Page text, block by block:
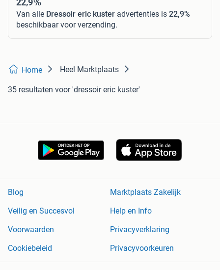
Van alle Dressoir eric kuster advertenties is 22,9%
beschikbaar voor verzending.
Home Heel Marktplaats
35 resultaten voor 'dressoir eric kuster'
Blog
Marktplaats Zakelijk
Veilig en Succesvol
Help en Info
Voorwaarden
Privacyverklaring
Cookiebeleid
Privacyvoorkeuren